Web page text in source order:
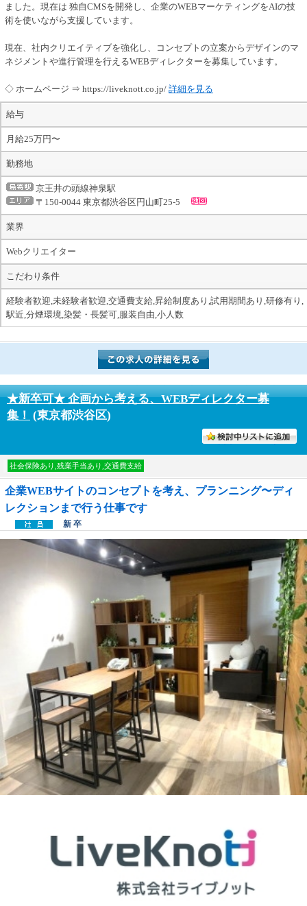
ました。現在は 独自CMSを開発し、企業のWEBマーケティングをAIの技
術を使いながら支援しています。
現在、社内クリエイティブを強化し、コンセプトの立案からデザインのマ
ネジメントや進行管理を行えるWEBディレクターを募集しています。
◇ ホームページ ⇒ https://liveknott.co.jp/ 詳細を見る
給与
月給25万円〜
勤務地
京王井の頭線神泉駅
〒150-0044 東京都渋谷区円山町25-5
業界
Webクリエイター
こだわり条件
経験者歓迎,未経験者歓迎,交通費支給,昇給制度あり,試用期間あり,研修有り,
駅近,分煙環境,染髪・長髪可,服装自由,小人数
★新卒可★ 企画から考える、WEBディレクター募
集！ (東京都渋谷区)
討中リストに入れる
社会保険あり,残業手当あり,交通費支給
企業WEBサイトのコンセプトを考え、プランニング〜ディ
レクションまで行う仕事です
新 卒